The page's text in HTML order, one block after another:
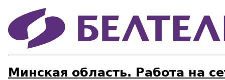
Минская область. Работа на